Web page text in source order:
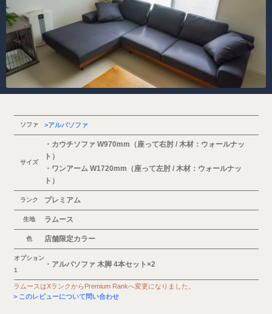
ソファ アルバソファ
サイズ
・カウチソファ W970mm（座って右肘 / 木材：ウォールナッ
ト）
・ワンアーム W1720mm（座って左肘 / 木材：ウォールナッ
ト）
ランク プレミアム
生地 ラムース
色 店舗限定カラー
オプション
1
・アルバソファ 木脚 4本セット×2
ラムースはXランクからPremium Rankへ変更になりました。
このレビューについて問い合わせ